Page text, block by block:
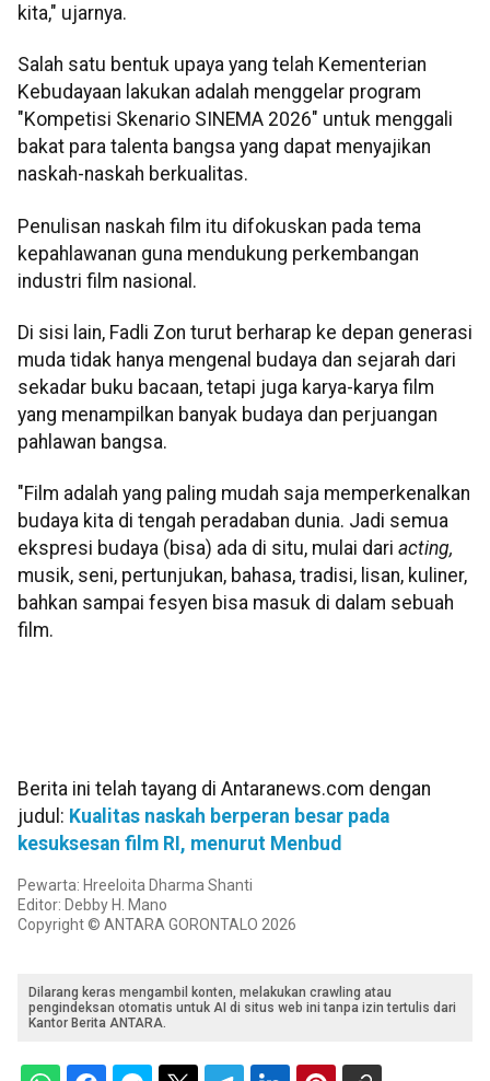
kita," ujarnya.
Salah satu bentuk upaya yang telah Kementerian
Kebudayaan lakukan adalah menggelar program
"Kompetisi Skenario SINEMA 2026" untuk menggali
bakat para talenta bangsa yang dapat menyajikan
naskah-naskah berkualitas.
Penulisan naskah film itu difokuskan pada tema
kepahlawanan guna mendukung perkembangan
industri film nasional.
Di sisi lain, Fadli Zon turut berharap ke depan generasi
muda tidak hanya mengenal budaya dan sejarah dari
sekadar buku bacaan, tetapi juga karya-karya film
yang menampilkan banyak budaya dan perjuangan
pahlawan bangsa.
"Film adalah yang paling mudah saja memperkenalkan
budaya kita di tengah peradaban dunia. Jadi semua
ekspresi budaya (bisa) ada di situ, mulai dari acting,
musik, seni, pertunjukan, bahasa, tradisi, lisan, kuliner,
bahkan sampai fesyen bisa masuk di dalam sebuah
film.
Berita ini telah tayang di Antaranews.com dengan
judul: Kualitas naskah berperan besar pada
kesuksesan film RI, menurut Menbud
Pewarta: Hreeloita Dharma Shanti
Editor: Debby H. Mano
Copyright © ANTARA GORONTALO 2026
Dilarang keras mengambil konten, melakukan crawling atau
pengindeksan otomatis untuk AI di situs web ini tanpa izin tertulis dari
Kantor Berita ANTARA.